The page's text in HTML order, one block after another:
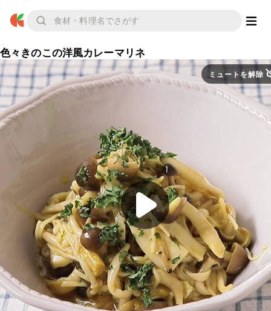
色々きのこの洋風カレーマリネ
ミュートを解除